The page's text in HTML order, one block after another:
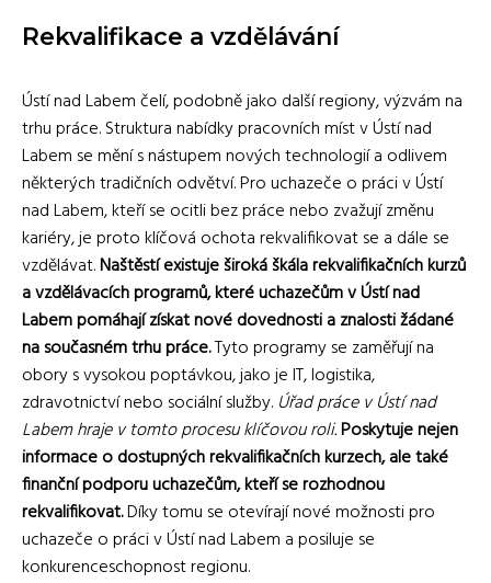
Rekvalifikace a vzdělávání
Ústí nad Labem čelí, podobně jako další regiony, výzvám na
trhu práce. Struktura nabídky pracovních míst v Ústí nad
Labem se mění s nástupem nových technologií a odlivem
některých tradičních odvětví. Pro uchazeče o práci v Ústí
nad Labem, kteří se ocitli bez práce nebo zvažují změnu
kariéry, je proto klíčová ochota rekvalifikovat se a dále se
vzdělávat.Naštěstí existuje široká škála rekvalifikačních kurzů
a vzdělávacích programů, které uchazečům v Ústí nad
Labem pomáhají získat nové dovednosti a znalosti žádané
na současném trhu práce.Tyto programy se zaměřují na
obory s vysokou poptávkou, jako je IT, logistika,
zdravotnictví nebo sociální služby. Úřad práce v Ústí nad
Labem hraje v tomto procesu klíčovou roli.Poskytuje nejen
informace o dostupných rekvalifikačních kurzech, ale také
finanční podporu uchazečům, kteří se rozhodnou
rekvalifikovat.Díky tomu se otevírají nové možnosti pro
uchazeče o práci v Ústí nad Labem a posiluje se
konkurenceschopnost regionu.